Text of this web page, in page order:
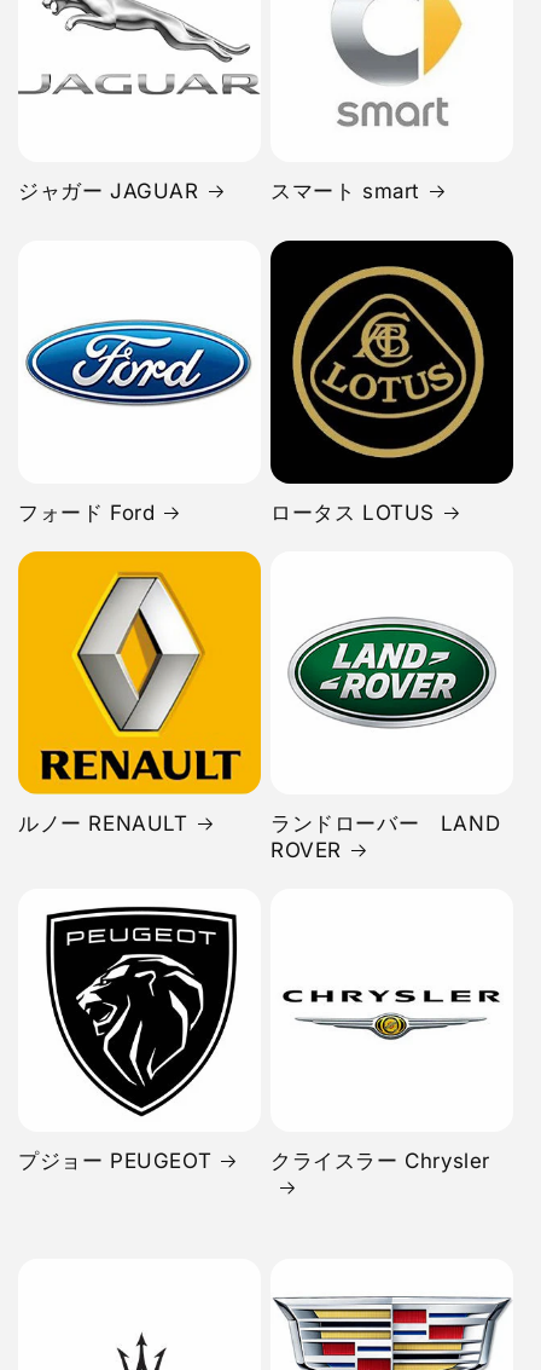
ジャガー JAGUAR スマート smart
フォード Ford ロータス LOTUS
ルノー RENAULT
ランドローバー LAND
ROVER
プジョー PEUGEOT クライスラー Chrysler